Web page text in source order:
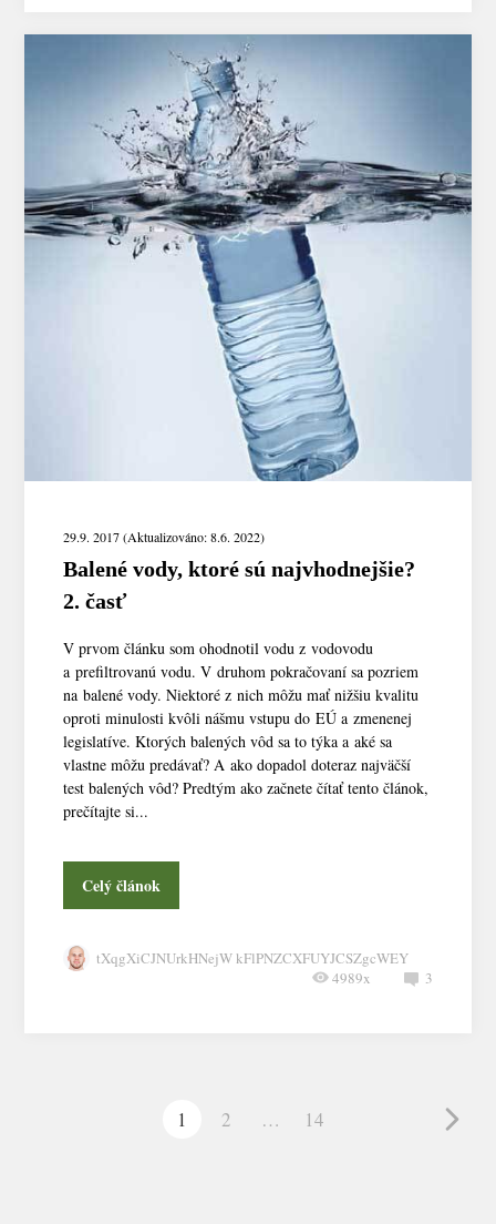
29.9. 2017 (Aktualizováno: 8.6. 2022)
Balené vody, ktoré sú najvhodnejšie?
2. časť
V prvom článku som ohodnotil vodu z vodovodu
a prefiltrovanú vodu. V druhom pokračovaní sa pozriem
na balené vody. Niektoré z nich môžu mať nižšiu kvalitu
oproti minulosti kvôli nášmu vstupu do EÚ a zmenenej
legislatíve. Ktorých balených vôd sa to týka a aké sa
vlastne môžu predávať? A ako dopadol doteraz najväčší
test balených vôd? Predtým ako začnete čítať tento článok,
prečítajte si...
Celý článok
tXqgXiCJNUrkHNejW kFlPNZCXFUYJCSZgcWEY
3
4989x
1 2 … 14